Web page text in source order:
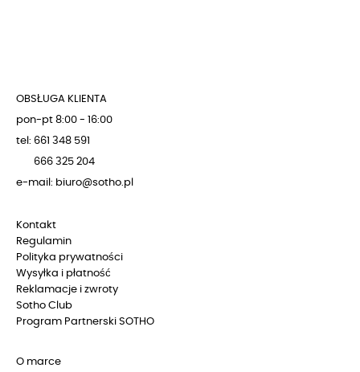
OBSŁUGA KLIENTA
pon-pt 8:00 - 16:00
tel: 661 348 591
666 325 204
e-mail: biuro@sotho.pl
Kontakt
Regulamin
Polityka prywatności
Wysyłka i płatność
Reklamacje i zwroty
Sotho Club
Program Partnerski SOTHO
O marce